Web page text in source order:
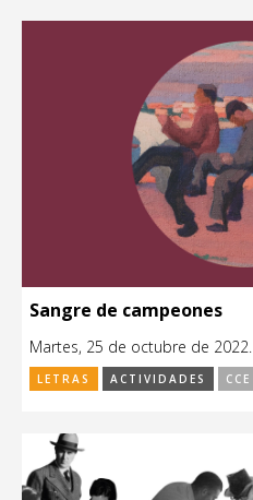
Sangre de campeones
Martes, 25 de octubre de 2022.
LETRAS ACTIVIDADES